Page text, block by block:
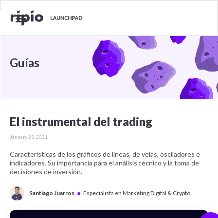
Guías
El instrumental del trading
January 29, 2021
Características de los gráficos de líneas, de velas, osciladores e
indicadores. Su importancia para el análisis técnico y la toma de
decisiones de inversión.
Santiago Juarros ● Especialista en Marketing Digital & Crypto